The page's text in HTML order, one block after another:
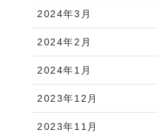
2024年3月
2024年2月
2024年1月
2023年12月
2023年11月